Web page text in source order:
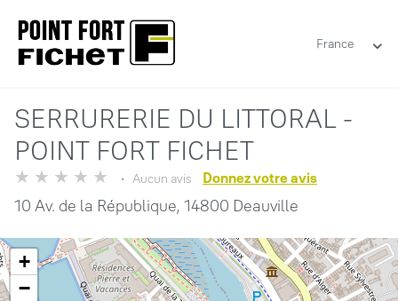
France
SERRURERIE DU LITTORAL -
POINT FORT FICHET
Aucun avis Donnez votre avis
10 Av. de la République, 14800 Deauville
+
−